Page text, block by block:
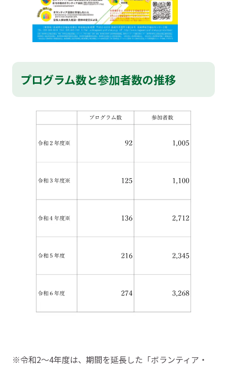
プログラム数と参加者数の推移
※令和2〜4年度は、期間を延長した「ボランティア・